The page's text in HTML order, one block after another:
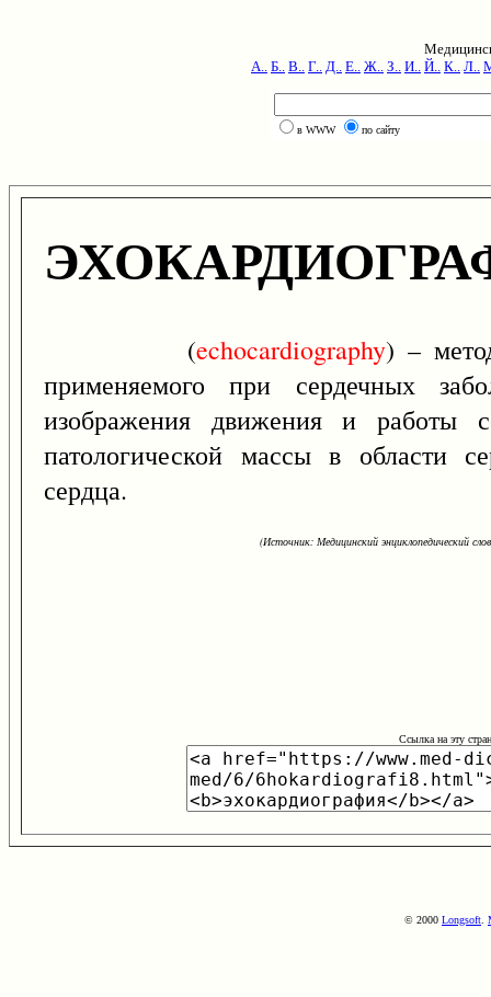
А.. Б.. В.. Г.. Д.. Е.. Ж.. З.. И.. Й.. К.. Л..
в WWW по сайту
(echocardiography) –
применяемого при сердечных
изображения движения и работы
патологической массы в области
сердца.
(Источник: Медицинский энциклопедический
Ссылка на эту
© 2000 Longsoft